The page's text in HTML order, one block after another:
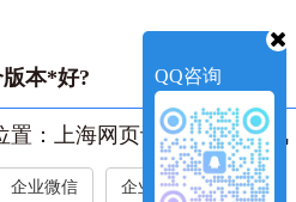
本*好?‌
： 上海网页设计->新闻资讯
企业微信 企业新闻
QQ咨询